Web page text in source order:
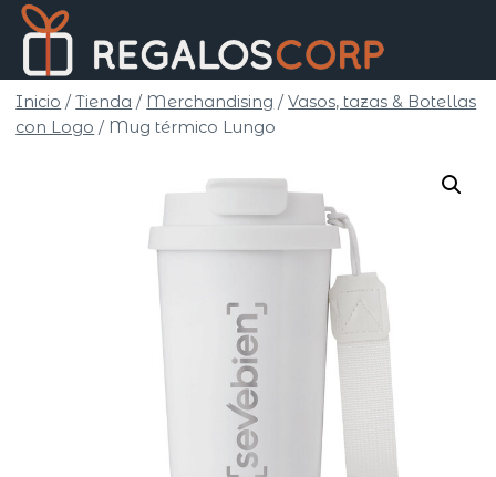
Saltar
contenido
Inicio / Tienda / Merchandising / Vasos, tazas & Botellas
con Logo / Mug térmico Lungo